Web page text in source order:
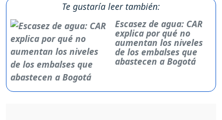
Te gustaría leer también:
Escasez de agua: CAR
explica por qué no
aumentan los niveles
de los embalses que
abastecen a Bogotá